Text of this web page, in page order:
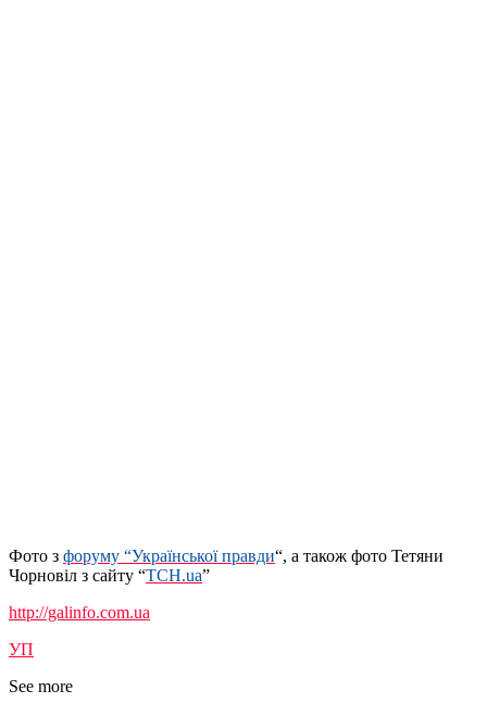
Фото з форуму “Української правди“, а також фото Тетяни
Чорновіл з сайту “ТСН.ua”
http://galinfo.com.ua
УП
See more